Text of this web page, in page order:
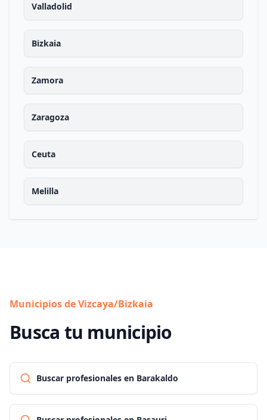
Valladolid
Bizkaia
Zamora
Zaragoza
Ceuta
Melilla
Municipios de Vizcaya/Bizkaia
Busca tu municipio
Buscar profesionales en Barakaldo